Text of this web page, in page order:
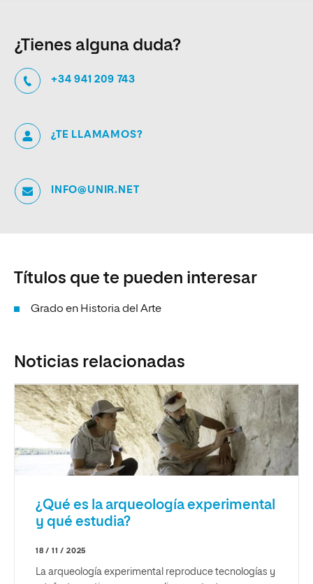
¿Tienes alguna duda?
+34 941 209 743
¿TE LLAMAMOS?
INFO@UNIR.NET
Títulos que te pueden interesar
Grado en Historia del Arte
Noticias relacionadas
¿Qué es la arqueología experimental
y qué estudia?
18 / 11 / 2025
La arqueología experimental reproduce tecnologías y